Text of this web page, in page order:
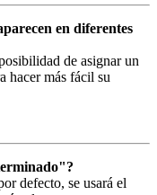
en diferentes
de asignar un
hacer más fácil su
defecto, se usará el